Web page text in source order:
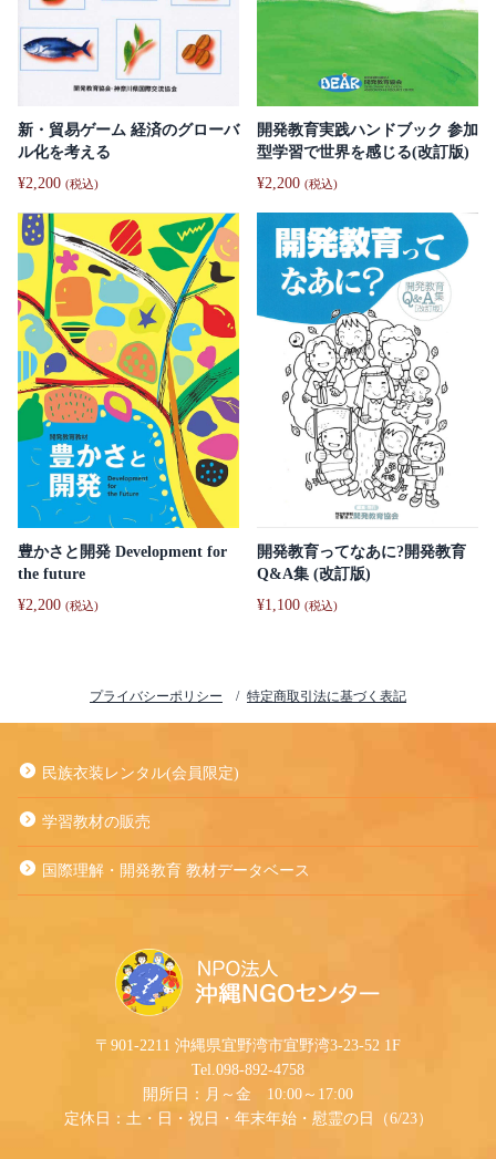
新・貿易ゲーム 経済のグローバ
ル化を考える
¥2,200 (税込)
開発教育実践ハンドブック 参加
型学習で世界を感じる(改訂版)
¥2,200 (税込)
豊かさと開発 Development for
the future
¥2,200 (税込)
開発教育ってなあに?開発教育
Q&A集 (改訂版)
¥1,100 (税込)
プライバシーポリシー 特定商取引法に基づく表記
民族衣装レンタル(会員限定)
学習教材の販売
国際理解・開発教育 教材データベース
〒901-2211 沖縄県宜野湾市宜野湾3-23-52 1F
Tel.098-892-4758
開所日：月～金 10:00～17:00
定休日：土・日・祝日・年末年始・慰霊の日（6/23）